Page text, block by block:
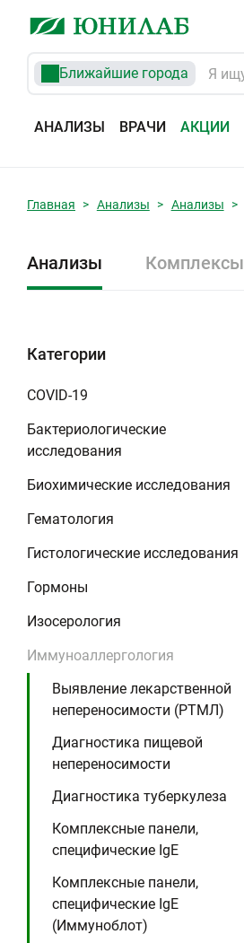
Ближайшие города
АНАЛИЗЫ ВРАЧИ АКЦИИ
Главная Анализы Анализы
Анализы Комплексы
Категории
COVID-19
Бактериологические
исследования
Биохимические исследования
Гематология
Гистологические исследования
Гормоны
Изосерология
Иммуноаллергология
Выявление лекарственной
непереносимости (РТМЛ)
Диагностика пищевой
непереносимости
Диагностика туберкулеза
Комплексные панели,
специфические IgE
Комплексные панели,
специфические IgE
(Иммуноблот)